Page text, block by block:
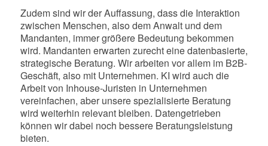
Zudem sind wir der Auffassung, dass die Interaktion
zwischen Menschen, also dem Anwalt und dem
Mandanten, immer größere Bedeutung bekommen
wird. Mandanten erwarten zurecht eine datenbasierte,
strategische Beratung. Wir arbeiten vor allem im B2B-
Geschäft, also mit Unternehmen. KI wird auch die
Arbeit von Inhouse-Juristen in Unternehmen
vereinfachen, aber unsere spezialisierte Beratung
wird weiterhin relevant bleiben. Datengetrieben
können wir dabei noch bessere Beratungsleistung
bieten.